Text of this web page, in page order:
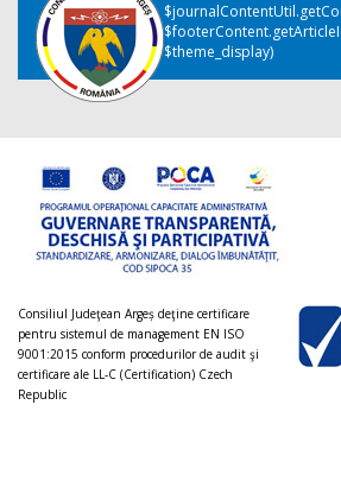
$theme_display)
Consiliul Judeţean Argeș deţine certificare
pentru sistemul de management EN ISO
9001:2015 conform procedurilor de audit şi
certificare ale LL-C (Certification) Czech
Republic